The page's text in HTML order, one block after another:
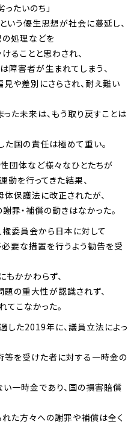
たいのち」
いう優生思想が社会に蔓延し、
処理などを
ることと思わされ、
障害者が生まれてしまう、
や差別にさらされ、耐え難い
た未来は、もう取り戻すことは
国の責任は極めて重い。
団体など様々なひとたちが
を行ってきた結果、
保護法に改正されたが、
罪・補償の動きはなかった。
委員会から日本に対して
要な措置を行うよう勧告を受
かかわらず、
題の重大性が認識されず、
こなかった。
した2019年に、議員立法によっ
等を受けた者に対する一時金の
い一時金であり、国の損害賠償
た方々への謝罪や補償は全く